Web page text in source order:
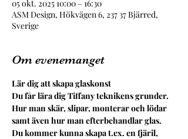
05 okt. 2025 10:00 – 16:30
ASM Design, Hökvägen 6, 237 37 Bjärred,
Sverige
Om evenemanget
Lär dig att skapa glaskonst
Du får lära dig Tiffany teknikens grunder.
Hur man skär, slipar, monterar och lödar
samt även hur man efterbehandlar glas.
Du kommer kunna skapa t.ex. en fjäril,